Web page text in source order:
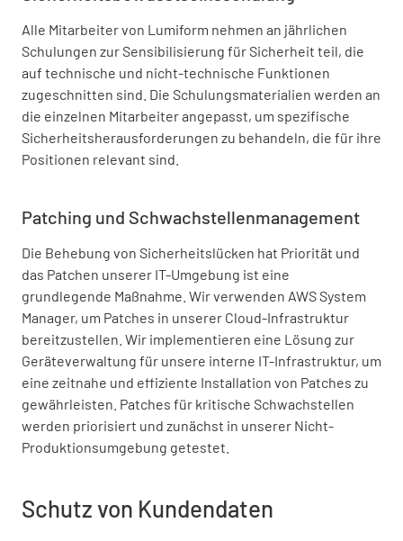
Alle Mitarbeiter von Lumiform nehmen an jährlichen
Schulungen zur Sensibilisierung für Sicherheit teil, die
auf technische und nicht-technische Funktionen
zugeschnitten sind. Die Schulungsmaterialien werden an
die einzelnen Mitarbeiter angepasst, um spezifische
Sicherheitsherausforderungen zu behandeln, die für ihre
Positionen relevant sind.
Patching und Schwachstellenmanagement
Die Behebung von Sicherheitslücken hat Priorität und
das Patchen unserer IT-Umgebung ist eine
grundlegende Maßnahme. Wir verwenden AWS System
Manager, um Patches in unserer Cloud-Infrastruktur
bereitzustellen. Wir implementieren eine Lösung zur
Geräteverwaltung für unsere interne IT-Infrastruktur, um
eine zeitnahe und effiziente Installation von Patches zu
gewährleisten. Patches für kritische Schwachstellen
werden priorisiert und zunächst in unserer Nicht-
Produktionsumgebung getestet.
Schutz von Kundendaten